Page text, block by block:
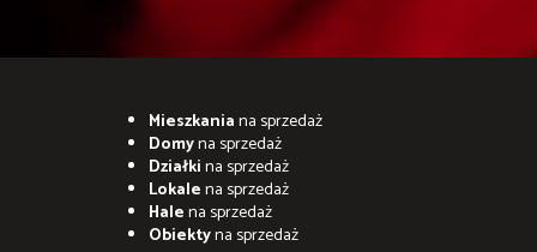
Mieszkaniana sprzedaż
Domyna sprzedaż
Działkina sprzedaż
Lokalena sprzedaż
Halena sprzedaż
Obiektyna sprzedaż